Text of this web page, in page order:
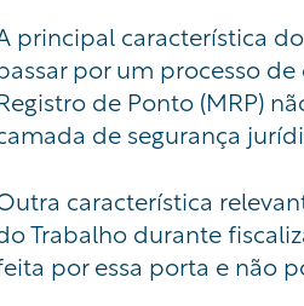
principal característica do
por um processo
de Ponto (MRP)
de segurança
característica
Trabalho durante
por essa porta e não